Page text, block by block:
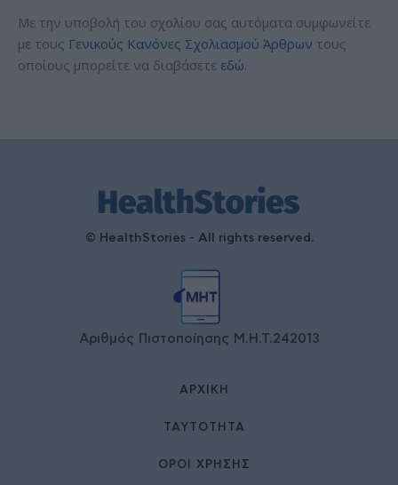
Με την υποβολή του σχολίου σας αυτόματα συμφωνείτε
με τους Γενικούς Κανόνες Σχολιασμού Άρθρων τους
οποίους μπορείτε να διαβάσετε εδώ.
© HealthStories - All rights reserved.
Αριθμός Πιστοποίησης Μ.Η.Τ.242013
ΑΡΧΙΚΉ
ΤΑΥΤΌΤΗΤΑ
ΌΡΟΙ ΧΡΉΣΗΣ